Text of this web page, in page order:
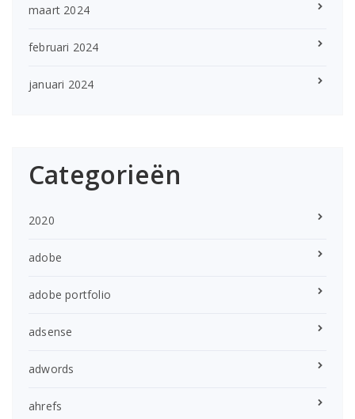
maart 2024
februari 2024
januari 2024
Categorieën
2020
adobe
adobe portfolio
adsense
adwords
ahrefs